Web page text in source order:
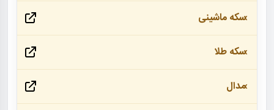
سکه ماشینی
سکه طلا
مدال